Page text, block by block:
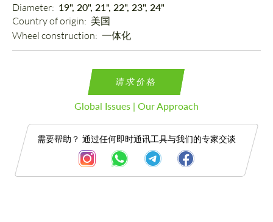
Diameter: 19", 20", 21", 22", 23", 24"
Country of origin: 美国
Wheel construction: 一体化
请求价格
Global Issues | Our Approach
需要帮助？ 通过任何即时通讯工具与我们的专家交谈